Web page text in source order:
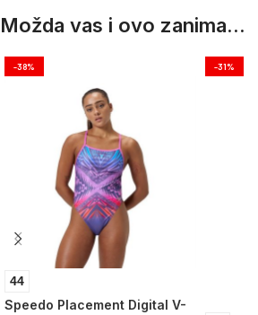
Možda vas i ovo zanima...
-38%
44
Speedo Placement Digital V-
-31%